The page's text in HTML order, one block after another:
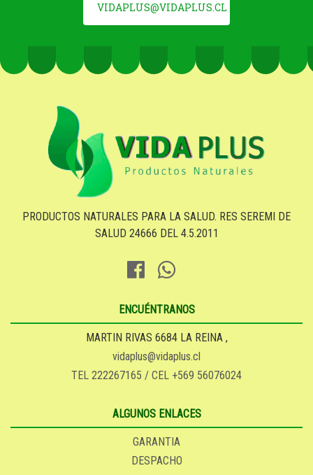
VIDAPLUS@VIDAPLUS.CL
PRODUCTOS NATURALES PARA LA SALUD. RES SEREMI DE
SALUD 24666 DEL 4.5.2011
ENCUÉNTRANOS
MARTIN RIVAS 6684 LA REINA ,
vidaplus@vidaplus.cl
TEL 222267165 / CEL +569 56076024
ALGUNOS ENLACES
GARANTIA
DESPACHO